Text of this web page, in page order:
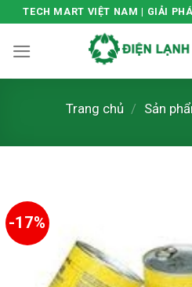
Skip
content
TECH MART VIỆT NAM | GIẢI
Trang chủ / Sản
-17%